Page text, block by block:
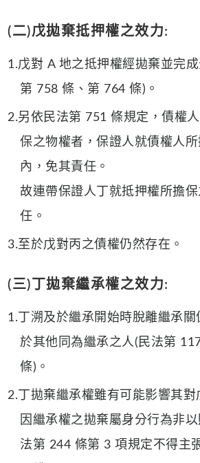
(二)戊拋棄抵押權之效力:
1.戊對 A 地之抵押權經拋棄並完
第 758 條、第 764 條)。
2.另依民法第 751 條規定，債權
保之物權者，保證人就債權人
內，免其責任。
故連帶保證人丁就抵押權所擔
任。
3.至於戊對丙之債權仍然存在。
(三)丁拋棄繼承權之效力:
1.丁溯及於繼承開始時脫離繼承
於其他同為繼承之人(民法第
條)。
2.丁拋棄繼承權雖有可能影響其對
因繼承權之拋棄屬身分行為非
法第 244 條第 3 項規定不得主